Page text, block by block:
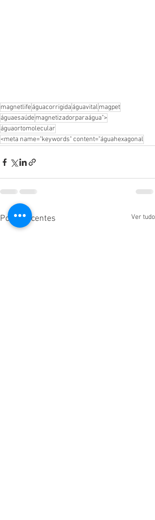
magnetlifeáguacorrigida águavital magpet
águaesaúdemagnetizadorparaágua">
águaortomolecular
<meta name="keywords" content="águahexagonal
Posts recentes Ver tudo